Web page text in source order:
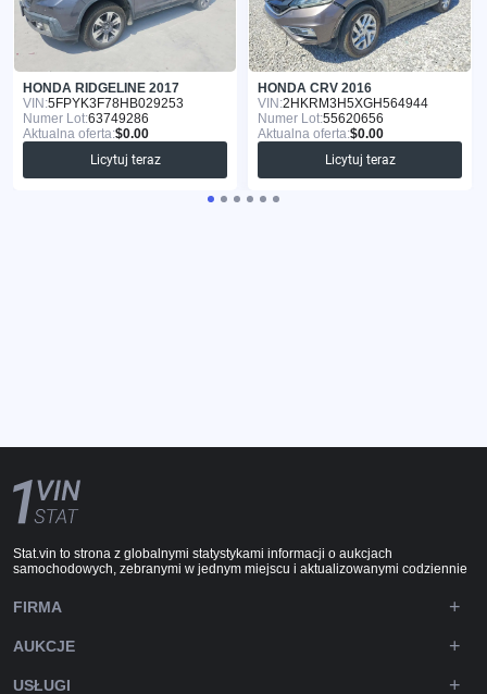
HONDA RIDGELINE 2017
VIN:5FPYK3F78HB029253
Numer Lot:63749286
Aktualna oferta:$0.00
Licytuj teraz
HONDA CRV 2016
VIN:2HKRM3H5XGH564944
Numer Lot:55620656
Aktualna oferta:$0.00
Licytuj teraz
Stat.vin to strona z globalnymi statystykami informacji o aukcjach
samochodowych, zebranymi w jednym miejscu i aktualizowanymi codziennie
FIRMA
AUKCJE
USŁUGI